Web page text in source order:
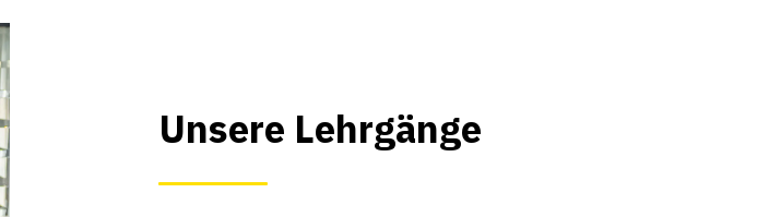
Unsere Lehrgänge